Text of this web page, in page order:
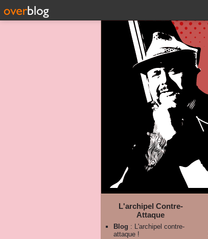
L'archipel Contre-
Attaque
Blog : L'archipel contre-
attaque !